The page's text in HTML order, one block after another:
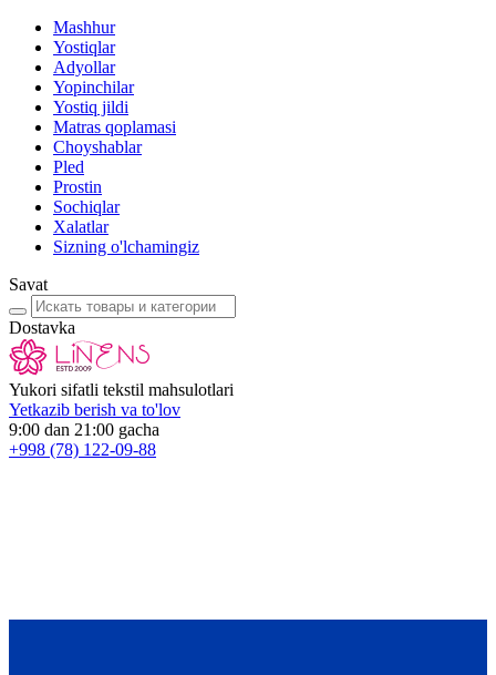
Mashhur
Yostiqlar
Adyollar
Yopinchilar
Yostiq jildi
Matras qoplamasi
Choyshablar
Pled
Prostin
Sochiqlar
Xalatlar
Sizning o'lchamingiz
Savat
Dostavka
Yukori sifatli tekstil mahsulotlari
Yetkazib berish va to'lov
9:00 dan 21:00 gacha
+998 (78) 122-09-88